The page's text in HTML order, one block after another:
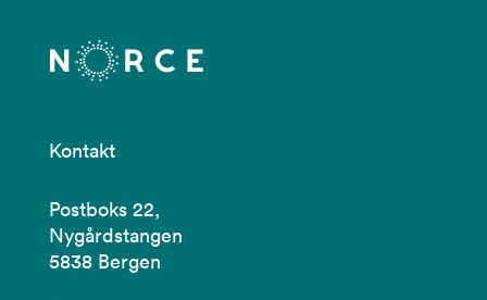
Kontakt
Postboks 22,
Nygårdstangen
5838 Bergen